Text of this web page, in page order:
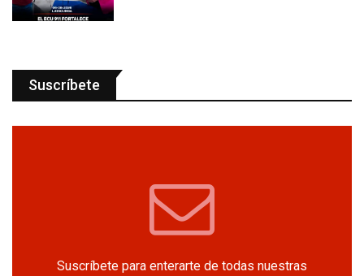
Suscríbete
Suscríbete para enterarte de todas nuestras